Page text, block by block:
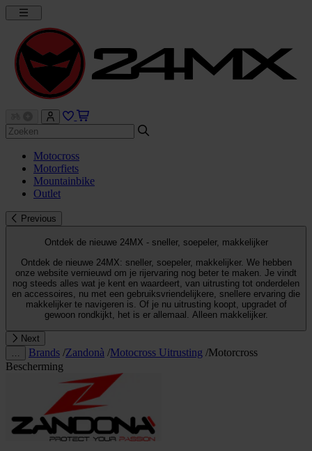
Motocross
Motorfiets
Mountainbike
Outlet
Previous
Ontdek de nieuwe 24MX - sneller, soepeler, makkelijker
Ontdek de nieuwe 24MX: sneller, soepeler, makkelijker. We hebben
onze website vernieuwd om je rijervaring nog beter te maken. Je vindt
nog steeds alles wat je kent en waardeert, van uitrusting tot onderdelen
en accessoires, nu met een gebruiksvriendelijkere, snellere ervaring die
makkelijker te navigeren is. Of je nu uitrusting koopt, upgradet of
gewoon rondkijkt, het is er allemaal. Alleen makkelijker.
Next
Brands /Zandonà /Motocross Uitrusting /Motorcross
Bescherming